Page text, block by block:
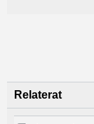
Relaterat